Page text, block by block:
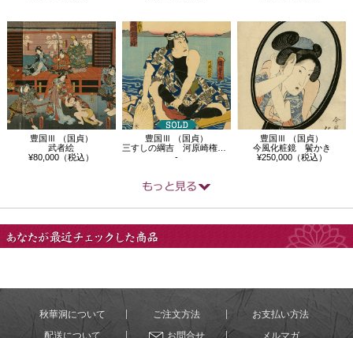
豊国Ⅲ （国貞）
武者絵
¥80,000（税込）
豊国Ⅲ （国貞）
三すしの綱吉 河原崎権十郎 川越松次郎
-
豊国Ⅲ （国貞）
今風化粧鏡 鬢かき
¥250,000（税込）
秋華洞について ご注文方法
お支払い方法